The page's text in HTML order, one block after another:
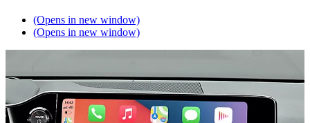
(Opens in new window)
(Opens in new window)